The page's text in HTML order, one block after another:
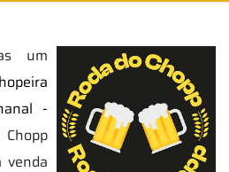
um
-
venda